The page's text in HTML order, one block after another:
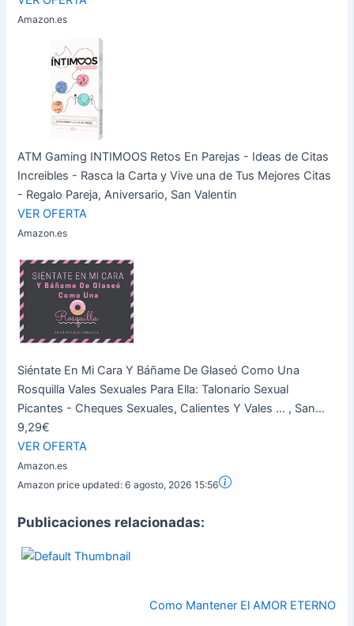
Amazon.es
ATM Gaming INTIMOOS Retos En Parejas - Ideas de Citas
Increibles - Rasca la Carta y Vive una de Tus Mejores Citas
- Regalo Pareja, Aniversario, San Valentin
VER OFERTA
Amazon.es
Siéntate En Mi Cara Y Báñame De Glaseó Como Una
Rosquilla Vales Sexuales Para Ella: Talonario Sexual
Picantes - Cheques Sexuales, Calientes Y Vales ... , San...
9,29€
VER OFERTA
Amazon.es
Amazon price updated:6 agosto, 2026 15:56
Publicaciones relacionadas:
Como Mantener El AMOR ETERNO